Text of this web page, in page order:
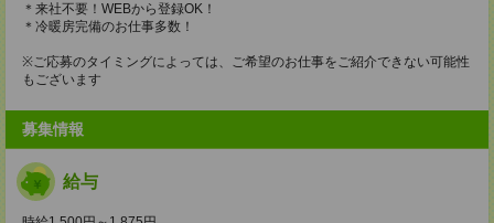
＊来社不要！WEBから登録OK！
＊冷暖房完備のお仕事多数！
※ご応募のタイミングによっては、ご希望のお仕事をご紹介できない可能性
もございます
募集情報
給与